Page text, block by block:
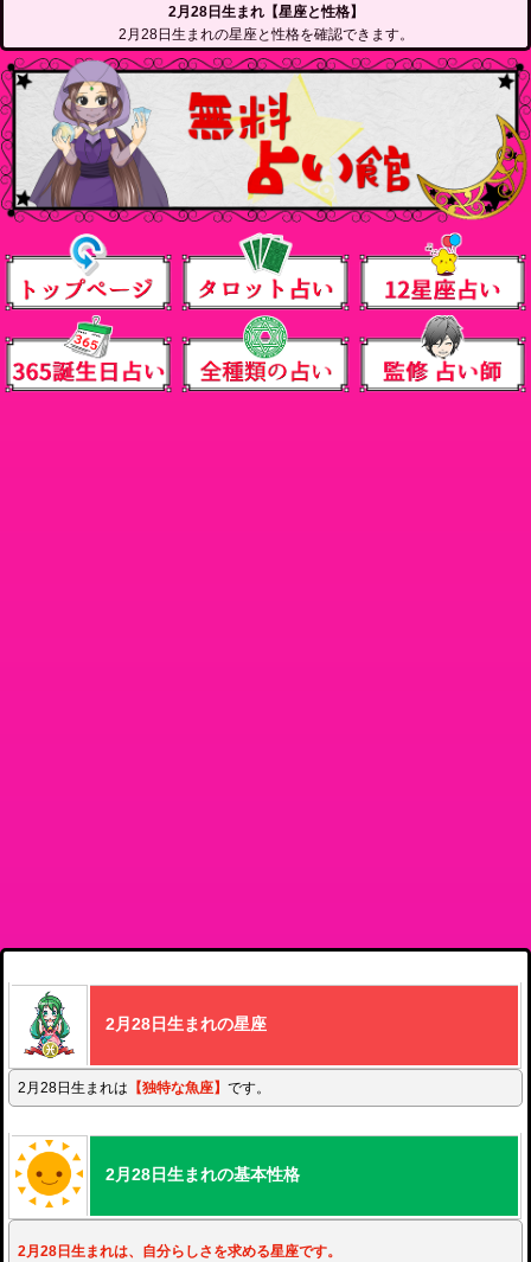
2月28日生まれ【星座と性格】
2月28日生まれの星座と性格を確認できます。
2月28日生まれの星座
2月28日生まれは 【独特な魚座】 です。
2月28日生まれの基本性格
2月28日生まれは、自分らしさを求める星座です。